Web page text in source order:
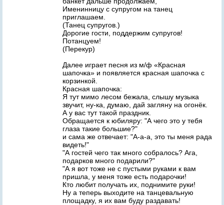
Именинницу с супругом на танец
приглашаем.
(Танец супругов.)
Дорогие гости, поддержим супругов!
Потанцуем!
(Перекур)
Далее играет песня из м/ф «Красная
шапочка» и появляется красная шапочка с
корзинкой.
Красная шапочка:
Я тут мимо лесом бежала, слышу музыка
звучит, ну-ка, думаю, дай загляну на огонёк.
А у вас тут такой праздник.
Обращается к юбиляру: "А чего это у тебя
глаза такие большие?"
и сама же отвечает: "А-а-а, это ты меня рада
видеть!"
"А гостей чего так много собралось? Ага,
подарков много подарили?"
"А я вот тоже не с пустыми руками к вам
пришла, у меня тоже есть подарочки!
Кто любит получать их, поднимите руки!
Ну а теперь выходите на танцевальную
площадку, я их вам буду раздавать!